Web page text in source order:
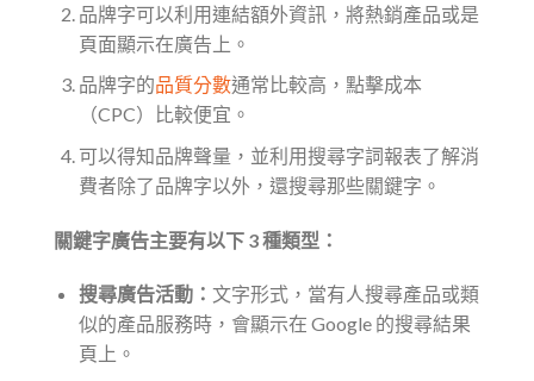
品牌字可以利用連結額外資訊，將熱銷產品或是
頁面顯示在廣告上。
品牌字的品質分數通常比較高，點擊成本
（CPC）比較便宜。
可以得知品牌聲量，並利用搜尋字詞報表了解消
費者除了品牌字以外，還搜尋那些關鍵字。
關鍵字廣告主要有以下 3 種類型：
搜尋廣告活動： 文字形式，當有人搜尋產品或類
似的產品服務時，會顯示在 Google 的搜尋結果
頁上。